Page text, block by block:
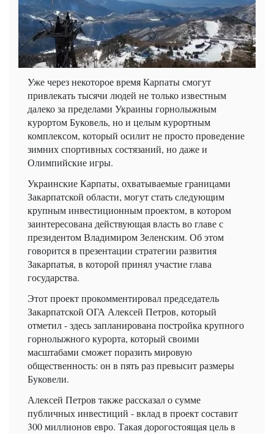
Уже через некоторое время Карпаты смогут
привлекать тысячи людей не только известным
далеко за пределами Украины горнолыжным
курортом Буковель, но и целым курортным
комплексом, который осилит не просто проведение
зимних спортивных состязаний, но даже и
Олимпийские игры.
Украинские Карпаты, охватываемые границами
Закарпатской области, могут стать следующим
крупным инвестиционным проектом, в котором
заинтересована действующая власть во главе с
президентом Владимиром Зеленским. Об этом
говорится в презентации стратегии развития
Закарпатья, в которой принял участие глава
государства.
Этот проект прокомментировал председатель
Закарпатской ОГА Алексей Петров, который
отметил - здесь запланирована постройка крупного
горнолыжного курорта, который своими
масштабами сможет поразить мировую
общественность: он в пять раз превысит размеры
Буковели.
Алексей Петров также рассказал о сумме
публичных инвестиций - вклад в проект составит
300 миллионов евро. Такая дорогостоящая цель в